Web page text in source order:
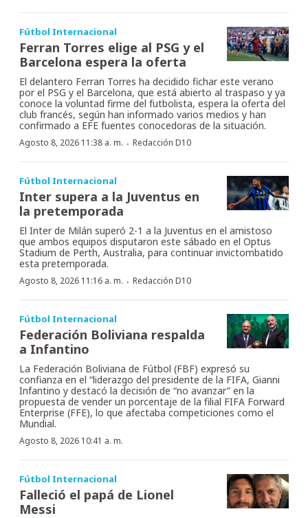
Fútbol Internacional
Ferran Torres elige al PSG y el
Barcelona espera la oferta
El delantero Ferran Torres ha decidido fichar este verano
por el PSG y el Barcelona, que está abierto al traspaso y ya
conoce la voluntad firme del futbolista, espera la oferta del
club francés, según han informado varios medios y han
confirmado a EFE fuentes conocedoras de la situación.
Agosto 8, 2026 11:38 a. m. · Redacción D10
Fútbol Internacional
Inter supera a la Juventus en
la pretemporada
El Inter de Milán superó 2-1 a la Juventus en el amistoso
que ambos equipos disputaron este sábado en el Optus
Stadium de Perth, Australia, para continuar invictombatido
esta pretemporada.
Agosto 8, 2026 11:16 a. m. · Redacción D10
Fútbol Internacional
Federación Boliviana respalda
a Infantino
La Federación Boliviana de Fútbol (FBF) expresó su
confianza en el “liderazgo del presidente de la FIFA, Gianni
Infantino y destacó la decisión de “no avanzar” en la
propuesta de vender un porcentaje de la filial FIFA Forward
Enterprise (FFE), lo que afectaba competiciones como el
Mundial.
Agosto 8, 2026 10:41 a. m.
Fútbol Internacional
Falleció el papá de Lionel
Messi